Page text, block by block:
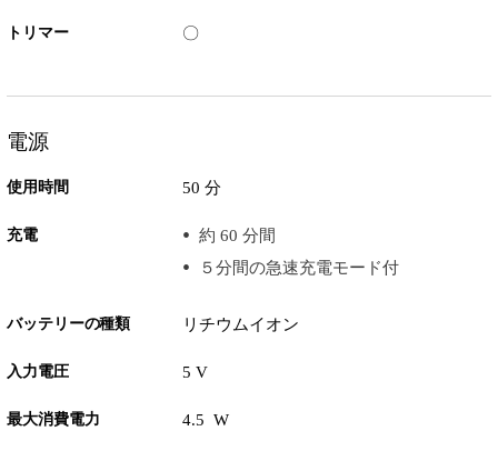
トリマー 〇
電源
使用時間 50 分
充電
約 60 分間
５分間の急速充電モード付
バッテリーの種類 リチウムイオン
入力電圧 5 V
最大消費電力 4.5 W